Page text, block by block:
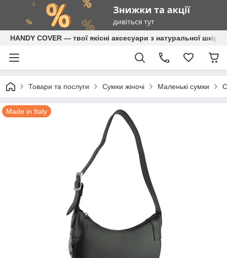
HANDY COVER — твої якісні аксесуари з натуральної шкіри
Товари та послуги Сумки жіночі Маленькі сумки
Made in Italy